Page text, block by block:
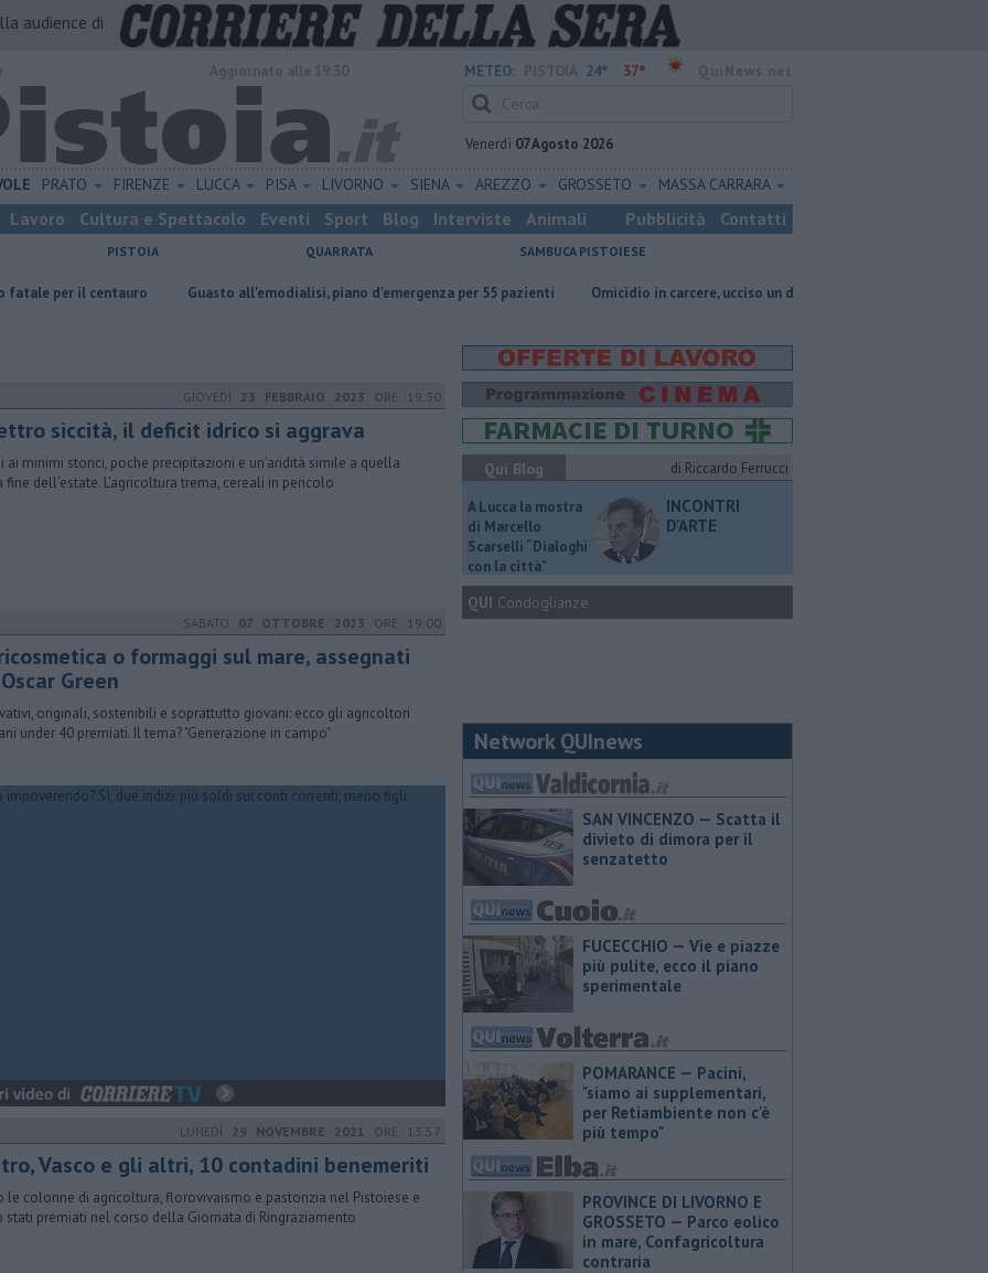
audience di
METEO: 24° 37°
Venerdì 07 Agosto 2026
PRATO FIRENZE LUCCA PISA LIVORNO SIENA AREZZO GROSSETO MASSA CARRARA
Lavoro Cultura e Spettacolo Eventi Sport Blog Interviste Animali Pubblicità Contatti
PISTOIA QUARRATA SAMBUCA PISTOIESE
centauro Guasto all'emodialisi, piano d'emergenza per 55 pazienti Omicidio in carcere, ucciso un detenuto
GIOVEDÌ 23 FEBBRAIO 2023 ORE 19:30
siccità, il deficit idrico si aggrava
ai minimi storici, poche precipitazioni e un'aridità simile a quella
fine dell'estate. L'agricoltura trema, cereali in pericolo
SABATO 07 OTTOBRE 2023 ORE 19:00
o formaggi sul mare, assegnati
Green
originali, sostenibili e soprattutto giovani: ecco gli agricoltori
under 40 premiati. Il tema? "Generazione in campo"
LUNEDÌ 29 NOVEMBRE 2021 ORE 13:57
Vasco e gli altri, 10 contadini benemeriti
le colonne di agricoltura, florovivaismo e pastorizia nel Pistoiese e
stati premiati nel corso della Giornata di Ringraziamento
Qui Blog di Riccardo Ferrucci
A Lucca la mostra
di Marcello
Scarselli “Dialoghi
con la città"
INCONTRI
D'ARTE
QUI Condoglianze
Network QUInews
SAN VINCENZO — Scatta il
divieto di dimora per il
senzatetto
FUCECCHIO — Vie e piazze
più pulite, ecco il piano
sperimentale
POMARANCE — Pacini,
"siamo ai supplementari,
per Retiambiente non c'è
più tempo"
PROVINCE DI LIVORNO E
GROSSETO — Parco eolico
in mare, Confagricoltura
contraria